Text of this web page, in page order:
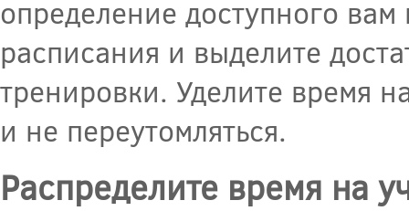
определение доступного
расписания и выделите
тренировки. Уделите время
и не переутомляться.
Распределите время на